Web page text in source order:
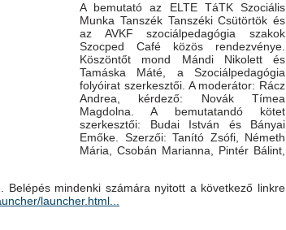
A bemutató az ELTE TáTK Szociális
Munka Tanszék Tanszéki Csütörtök és
az AVKF szociálpedagógia szakok
Szocped Café közös rendezvénye.
Köszöntőt mond Mándi Nikolett és
Tamáska Máté, a Szociálpedagógia
folyóirat szerkesztői. A moderátor: Rácz
Andrea, kérdező: Novák Tímea
Magdolna. A bemutatandó kötet
szerkesztői: Budai István és Bányai
Emőke. Szerzői: Tanító Zsófi, Németh
Mária, Csobán Marianna, Pintér Bálint,
Belépés mindenki számára nyitott a következő linkre
launcher.html...